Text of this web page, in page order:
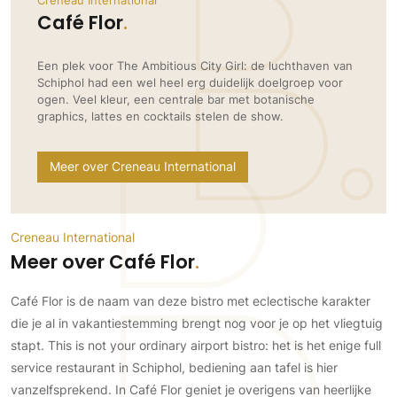
Woondecoratie
Roomdividers
Bedden
Verlichting
Glas
Interieurbouw
Trappen
Keuken
Keukenapparatuur
Keukenbladen
Ramen
Buitendeuren
Deursystemen
Glazen wandsystemen
Vouwwanden
Zonwering
Buitenshutters
Autolift
3D visualisaties
Gevel
Tuinmeubelen
Omheining
Hekwerken en poorten
Zwemmen
Zwembad en zwemvijver
Houten buitenvloeren
Natuursteen en keramiek
buitenvloeren
Vlonders
Kinderkamer
Slaapkamer
Thuisbioscoop
Toilet
Werkkamer
Buitenkijken
Terrasoverkapping
Tuin
Villa
Zwembad
Café Flor
Een plek voor The Ambitious City Girl: de luchthaven van
Schiphol had een wel heel erg duidelijk doelgroep voor
ogen. Veel kleur, een centrale bar met botanische
graphics, lattes en cocktails stelen de show.
Meer over Creneau International
Creneau International
Meer over Café Flor
Café Flor is de naam van deze bistro met eclectische karakter
die je al in vakantiestemming brengt nog voor je op het vliegtuig
stapt. This is not your ordinary airport bistro: het is het enige full
service restaurant in Schiphol, bediening aan tafel is hier
vanzelfsprekend. In Café Flor geniet je overigens van heerlijke